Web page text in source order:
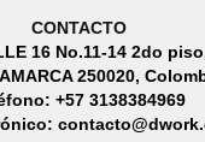
CONTACTO
16 No.11-14 2do
250020,
+57 3138384969